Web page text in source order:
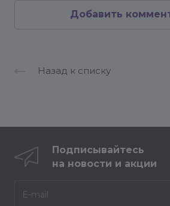
Добавить
Назад к списку
Подписывайтесь
на новости и акции